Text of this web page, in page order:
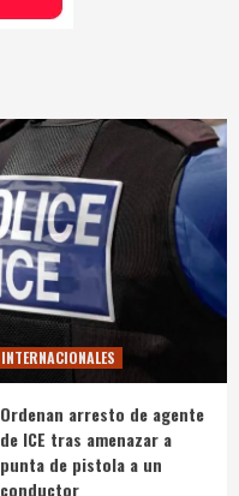
INTERNACIONALES
Ordenan arresto de agente
de ICE tras amenazar a
punta de pistola a un
conductor